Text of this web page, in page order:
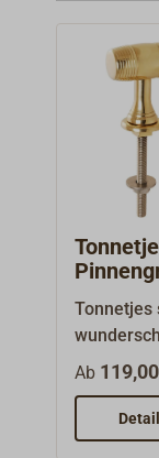
Tonnetje
Messing
Tonnetjes
sie auf den
Ab